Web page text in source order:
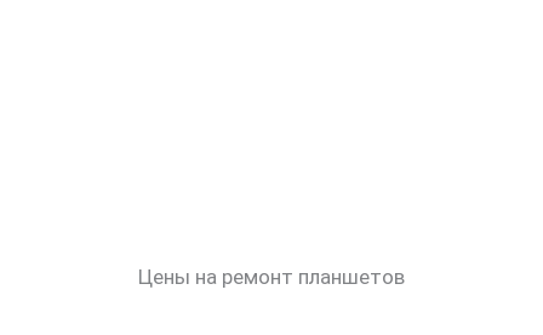
Цены на ремонт планшетов